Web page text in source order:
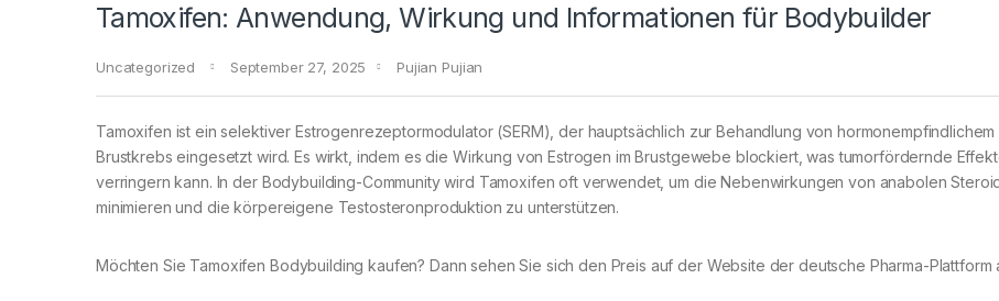
Tamoxifen: Anwendung, Wirkung und Informationen für Bodybuilder
Uncategorized September 27, 2025 Pujian Pujian
Tamoxifen ist ein selektiver Estrogenrezeptormodulator (SERM), der hauptsächlich zur Behandlung von hormonempfindlichem
Brustkrebs eingesetzt wird. Es wirkt, indem es die Wirkung von Estrogen im Brustgewebe blockiert, was tumorfördernde
verringern kann. In der Bodybuilding-Community wird Tamoxifen oft verwendet, um die Nebenwirkungen von anabolen
minimieren und die körpereigene Testosteronproduktion zu unterstützen.
Möchten Sie Tamoxifen Bodybuilding kaufen? Dann sehen Sie sich den Preis auf der Website der deutsche Pharma-Plattform